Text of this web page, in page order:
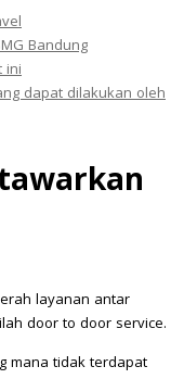
Bandung
ini
dapat dilakukan oleh
layanan antar
door to door service.
mana tidak terdapat